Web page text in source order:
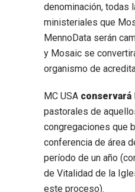
denominación, todas
ministeriales que
MennoData serán
y Mosaic se
organismo de
MC USA conservará
pastorales de
congregaciones que
conferencia de área
período de un año
de Vitalidad de la
este proceso).